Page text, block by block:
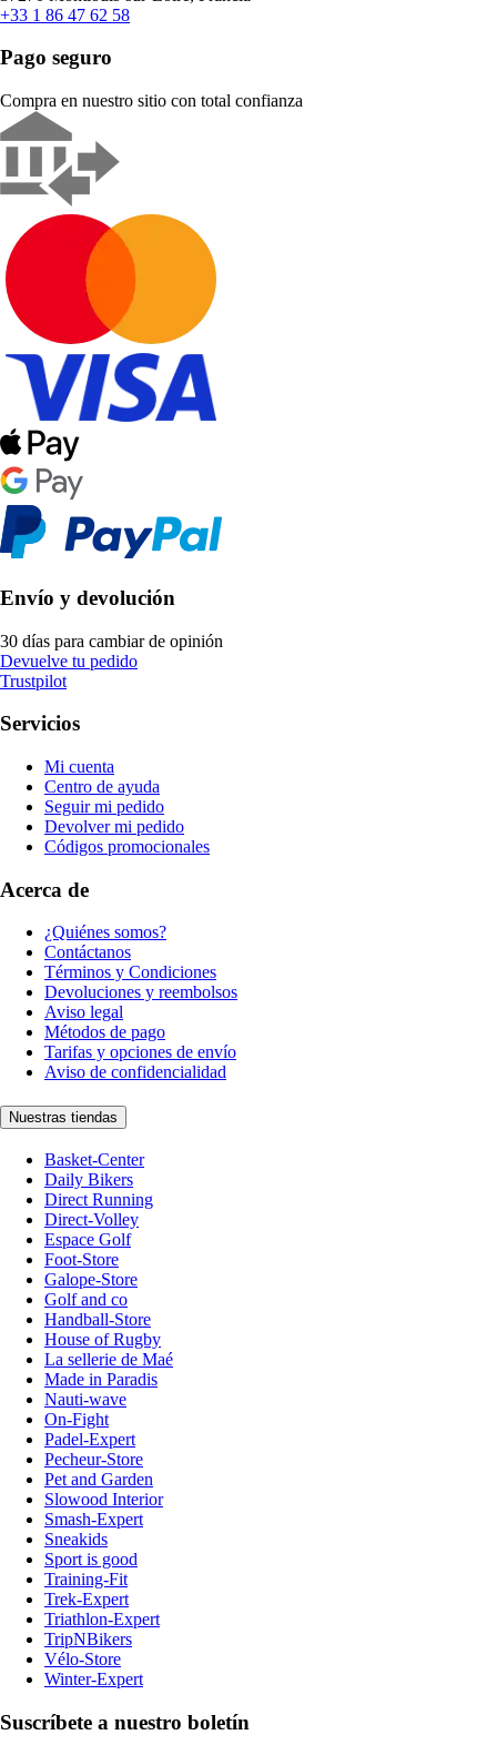
+33 1 86 47 62 58
Pago seguro
Compra en nuestro sitio con total confianza
Envío y devolución
30 días para cambiar de opinión
Devuelve tu pedido
Trustpilot
Servicios
Mi cuenta
Centro de ayuda
Seguir mi pedido
Devolver mi pedido
Códigos promocionales
Acerca de
¿Quiénes somos?
Contáctanos
Términos y Condiciones
Devoluciones y reembolsos
Aviso legal
Métodos de pago
Tarifas y opciones de envío
Aviso de confidencialidad
Nuestras tiendas
Basket-Center
Daily Bikers
Direct Running
Direct-Volley
Espace Golf
Foot-Store
Galope-Store
Golf and co
Handball-Store
House of Rugby
La sellerie de Maé
Made in Paradis
Nauti-wave
On-Fight
Padel-Expert
Pecheur-Store
Pet and Garden
Slowood Interior
Smash-Expert
Sneakids
Sport is good
Training-Fit
Trek-Expert
Triathlon-Expert
TripNBikers
Vélo-Store
Winter-Expert
Suscríbete a nuestro boletín